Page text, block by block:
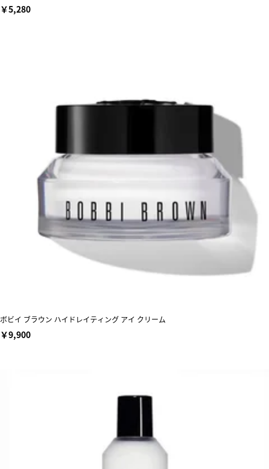
￥5,280
ボビイ ブラウン ハイドレイティング アイ クリーム
￥9,900